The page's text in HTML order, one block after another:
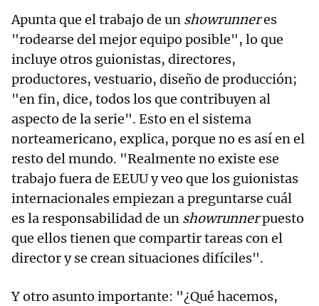
Apunta que el trabajo de un showrunneres
"rodearse del mejor equipo posible", lo que
incluye otros guionistas, directores,
productores, vestuario, diseño de producción;
"en fin, dice, todos los que contribuyen al
aspecto de la serie". Esto en el sistema
norteamericano, explica, porque no es así en el
resto del mundo. "Realmente no existe ese
trabajo fuera de EEUU y veo que los guionistas
internacionales empiezan a preguntarse cuál
es la responsabilidad de un showrunnerpuesto
que ellos tienen que compartir tareas con el
director y se crean situaciones difíciles".
Y otro asunto importante: "¿Qué hacemos,